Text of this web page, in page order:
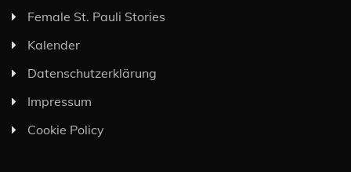
Female St. Pauli Stories
Kalender
Datenschutzerklärung
Impressum
Cookie Policy